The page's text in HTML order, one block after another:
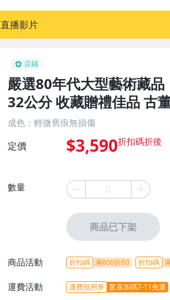
店鋪
嚴選80年代大型藝術藏
32公分 收藏贈禮佳品 古
成色：輕微舊痕無損傷
定價 $3,590
數量
商品已下架
商品活動 折扣碼 滿800折60 折扣碼
運費活動 運費抵用券 驚喜加碼7-11免運
直播影片